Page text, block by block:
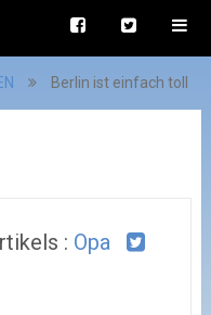
Berlin ist einfach toll
: Opa